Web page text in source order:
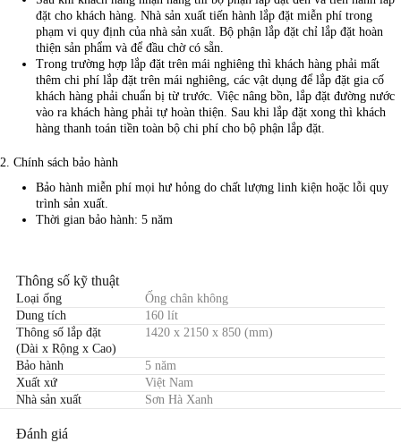
đặt cho khách hàng. Nhà sản xuất tiến hành lắp đặt miễn phí trong
phạm vi quy định của nhà sản xuất. Bộ phận lắp đặt chỉ lắp đặt hoàn
thiện sản phẩm và để đầu chờ có sẵn.
Trong trường hợp lắp đặt trên mái nghiêng thì khách hàng phải mất
thêm chi phí lắp đặt trên mái nghiêng, các vật dụng để lắp đặt gia cố
khách hàng phải chuẩn bị từ trước. Việc nâng bồn, lắp đặt đường nước
vào ra khách hàng phải tự hoàn thiện. Sau khi lắp đặt xong thì khách
hàng thanh toán tiền toàn bộ chi phí cho bộ phận lắp đặt.
2. Chính sách bảo hành
Bảo hành miễn phí mọi hư hỏng do chất lượng linh kiện hoặc lỗi quy
trình sản xuất.
Thời gian bảo hành: 5 năm
Thông số kỹ thuật
Loại ống
Ống chân không
Dung tích
160 lít
Thông số lắp đặt
(Dài x Rộng x Cao)
1420 x 2150 x 850 (mm)
Bảo hành
5 năm
Xuất xứ
Việt Nam
Nhà sản xuất
Sơn Hà Xanh
Đánh giá